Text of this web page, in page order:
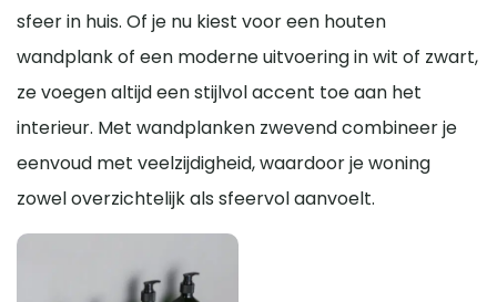
sfeer in huis. Of je nu kiest voor een houten
wandplank of een moderne uitvoering in wit of zwart,
ze voegen altijd een stijlvol accent toe aan het
interieur. Met wandplanken zwevend combineer je
eenvoud met veelzijdigheid, waardoor je woning
zowel overzichtelijk als sfeervol aanvoelt.